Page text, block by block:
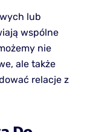
lub
wspólne
nie
ale także
relacje z